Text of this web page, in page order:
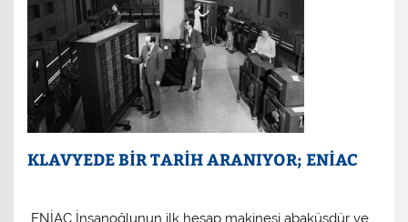
KLAVYEDE BİR TARİH ARANIYOR; ENİAC
ENİAC İnsanoğlunun ilk hesap makinesi abaküsdür ve